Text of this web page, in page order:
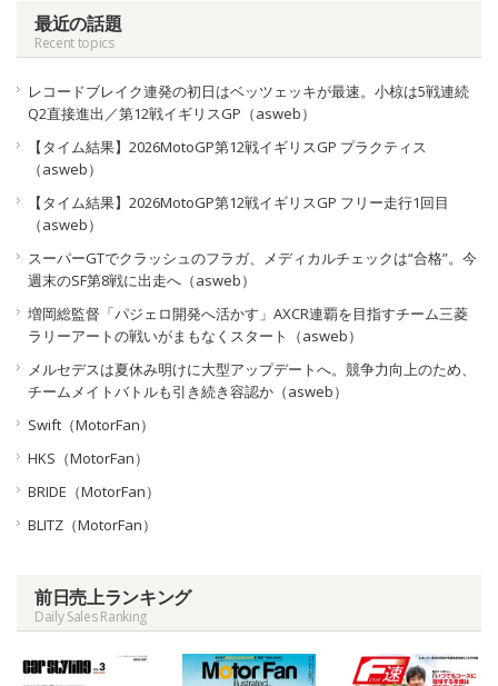
最近の話題
Recent topics
レコードブレイク連発の初日はベッツェッキが最速。小椋は5戦連続
Q2直接進出／第12戦イギリスGP（asweb）
【タイム結果】2026MotoGP第12戦イギリスGP プラクティス
（asweb）
【タイム結果】2026MotoGP第12戦イギリスGP フリー走行1回目
（asweb）
スーパーGTでクラッシュのフラガ、メディカルチェックは“合格”。今
週末のSF第8戦に出走へ（asweb）
増岡総監督「パジェロ開発へ活かす」AXCR連覇を目指すチーム三菱
ラリーアートの戦いがまもなくスタート（asweb）
メルセデスは夏休み明けに大型アップデートへ。競争力向上のため、
チームメイトバトルも引き続き容認か（asweb）
Swift（MotorFan）
HKS（MotorFan）
BRIDE（MotorFan）
BLITZ（MotorFan）
前日売上ランキング
Daily Sales Ranking